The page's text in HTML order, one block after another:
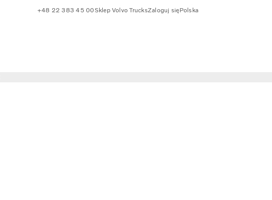
+48 22 383 45 00 Sklep Volvo TrucksZaloguj sięPolska